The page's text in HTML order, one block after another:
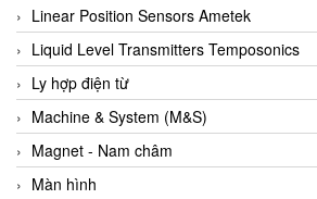
B&C Electronics
B&R
Babcok wilcox
Baelz Automatic Vietnam
Bahr Modultechnik Vietnam
Balluff
Linear Position Sensors Ametek
Liquid Level Transmitters Temposonics
Ly hợp điện từ
Machine & System (M&S)
Magnet - Nam châm
Màn hình